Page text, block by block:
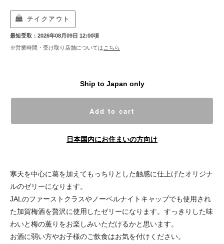
テイクアウト
最短受取：2026年08月09日 12:00頃
※営業時間・受け取り店舗については こちら
Ship to Japan only
Add to cart
日本国内にお住まいの方向け
寒天を中心に葛を加えてもっちりとした触感に仕上げたオリジナ
ルのゼリーになります。
JALのファーストクラスやノーベルナイトキャップでも使用され
た加賀梅酒を贅沢に使用したゼリーになります。すっきりした味
わいと梅の薫りをお楽しみいただけるかと思います。
お酒に弱い方やお子様のご飲食はお気を付けください。